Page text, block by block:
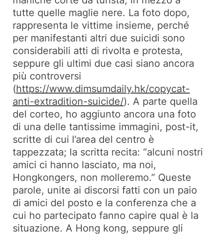
tutte quelle maglie nere. La foto dopo,
rappresenta le vittime insieme, perché
per manifestanti altri due suicidi sono
considerabili atti di rivolta e protesta,
seppure gli ultimi due casi siano ancora
più controversi
(https://www.dimsumdaily.hk/copycat-
anti-extradition-suicide/). A parte quella
del corteo, ho aggiunto ancora una foto
di una delle tantissime immagini, post-it,
scritte di cui l’area del centro è
tappezzata; la scritta recita: “alcuni nostri
amici ci hanno lasciato, ma noi,
Hongkongers, non molleremo.” Queste
parole, unite ai discorsi fatti con un paio
di amici del posto e la conferenza che a
cui ho partecipato fanno capire qual è la
situazione. A Hong kong, seppure gli